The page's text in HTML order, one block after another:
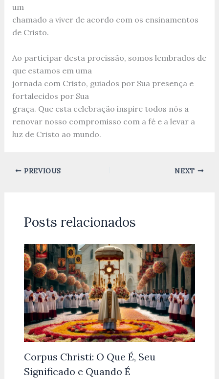
um
chamado a viver de acordo com os ensinamentos
de Cristo.
Ao participar desta procissão, somos lembrados de
que estamos em uma
jornada com Cristo, guiados por Sua presença e
fortalecidos por Sua
graça. Que esta celebração inspire todos nós a
renovar nosso compromisso com a fé e a levar a
luz de Cristo ao mundo.
PREVIOUS NEXT
Posts relacionados
Corpus Christi: O Que É, Seu
Significado e Quando É